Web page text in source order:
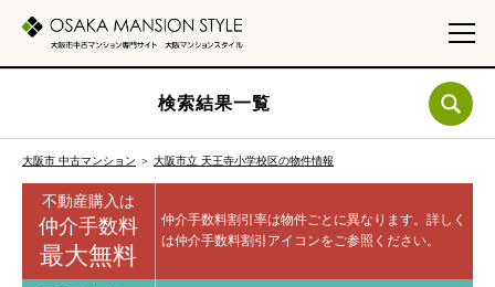
検索結果一覧
大阪市 中古マンション ＞ 大阪市立 天王寺小学校区の物件情報
不動産購入は
仲介手数料
最大無料
仲介手数料割引率は物件ごとに異なります。 詳しく
は仲介手数料割引アイコンをご参照ください。